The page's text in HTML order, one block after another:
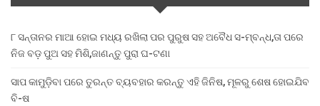
୮ ସନ୍ତାନର ମାଆ ହୋଇ ମଧ୍ୟ ରଖିଲା ପର ପୁରୁଷ ସହ ଅବୈଧ ସ-ମ୍ବନ୍ଧ,ତା ପରେ
ନିଜ ବଡ଼ ପୁଅ ସହ ମିଶି,ଜାଣନ୍ତୁ ପୁରା ଘ-ଟଣା
ସାପ କାମୁଡ଼ିବା ପରେ ତୁରନ୍ତ ବ୍ୟବହାର କରନ୍ତୁ ଏହି ଜିନିଷ, ମୂଳରୁ ଶେଷ ହୋଇଯିବ
ବି-ଷ